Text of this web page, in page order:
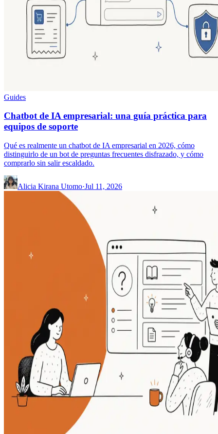
Guides
Chatbot de IA empresarial: una guía práctica para
equipos de soporte
Qué es realmente un chatbot de IA empresarial en 2026, cómo
distinguirlo de un bot de preguntas frecuentes disfrazado, y cómo
comprarlo sin salir escaldado.
Alicia Kirana Utomo·Jul 11, 2026